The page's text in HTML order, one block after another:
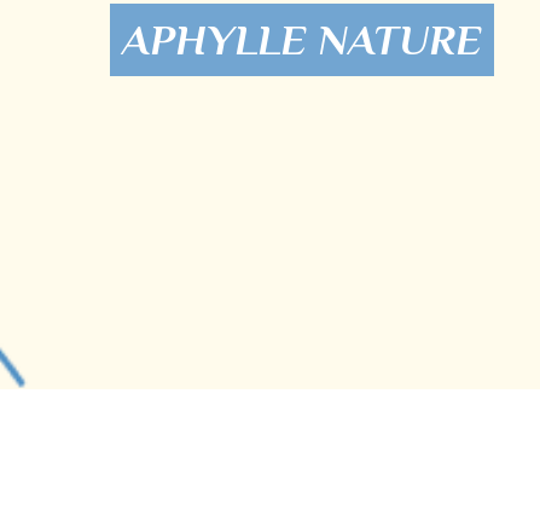
APHYLLE NATURE